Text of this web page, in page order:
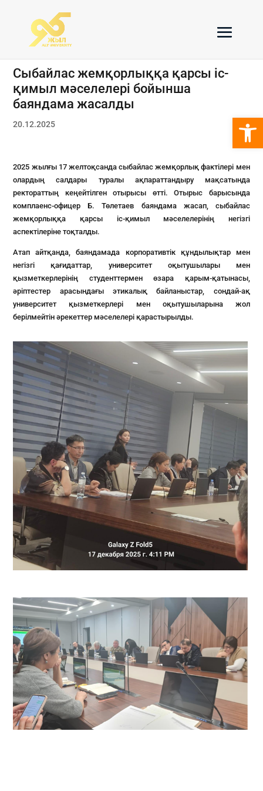
Сыбайлас жемқорлыққа қарсы іс-
қимыл мәселелері бойынша
баяндама жасалды
20.12.2025
2025 жылғы 17 желтоқсанда сыбайлас жемқорлық фактілері мен
олардың салдары туралы ақпараттандыру мақсатында
ректораттың кеңейтілген отырысы өтті. Отырыс барысында
комплаенс-офицер Б. Төлетаев баяндама жасап, сыбайлас
жемқорлыққа қарсы іс-қимыл мәселелерінің негізгі
аспектілеріне тоқталды.
Атап айтқанда, баяндамада корпоративтік құндылықтар мен
негізгі қағидаттар, университет оқытушылары мен
қызметкерлерінің студенттермен өзара қарым-қатынасы,
әріптестер арасындағы этикалық байланыстар, сондай-ақ
университет қызметкерлері мен оқытушыларына жол
берілмейтін әрекеттер мәселелері қарастырылды.